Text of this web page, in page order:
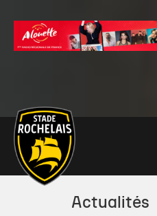
Main
site
navigation
Actualités